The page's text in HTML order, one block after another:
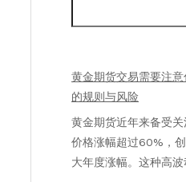
黄金期货交易需要注
的规则与风险
黄金期货近年来备受
价格涨幅超过60%，
大年度涨幅。这种高波